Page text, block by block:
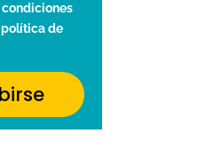
condiciones
política de